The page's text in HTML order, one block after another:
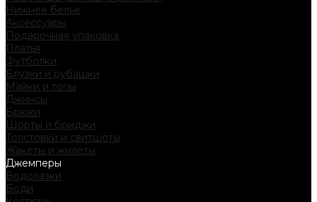
Нижнее белье
Аксессуары
Подарочная упаковка
Платья
Футболки
Блузки и рубашки
Майки и топы
Джинсы
Брюки
Шорты и бриджи
Толстовки и свитшоты
Жакеты и жилеты
Джемперы
Водолазки
Боди